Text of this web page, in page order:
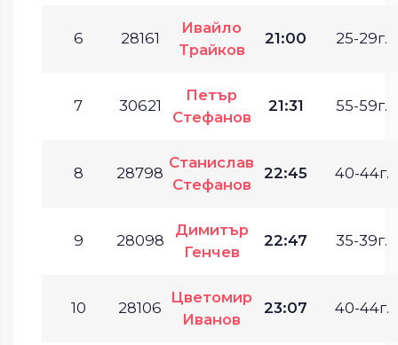
6 28161
Ивайло
Трайков
21:00 25-29г.
7 30621
Петър
Стефанов
21:31 55-59г.
8 28798
Станислав
Стефанов
22:45 40-44г.
9 28098
Димитър
Генчев
22:47 35-39г.
10 28106
Цветомир
Иванов
23:07 40-44г.